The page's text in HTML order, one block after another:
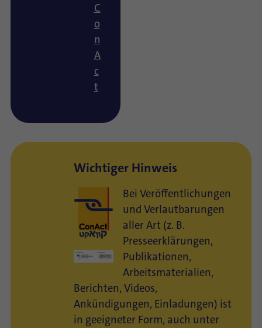
C
o
n
A
c
t
Wichtiger Hinweis
Bei Veröffentlichungen
und Verlautbarungen
aller Art (z. B.
Presseerklärungen,
Publikationen,
Arbeitsmaterialien,
Berichten, Videos,
Ankündigungen, Einladungen) ist
in geeigneter Form, auch unter